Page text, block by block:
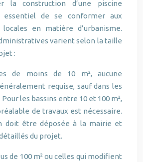
la construction d’une piscine
de se conformer aux
en matière d’urbanisme.
varient selon la taille
:
de moins de 10 m², aucune
requise, sauf dans les
les bassins entre 10 et 100 m²,
de travaux est nécessaire.
doit être déposée à la mairie et
du projet.
de 100 m² ou celles qui modifient